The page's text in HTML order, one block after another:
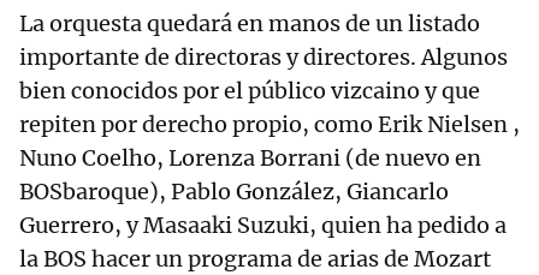
La orquesta quedará en manos de un listado
importante de directoras y directores. Algunos
bien conocidos por el público vizcaino y que
repiten por derecho propio, como Erik Nielsen ,
Nuno Coelho, Lorenza Borrani (de nuevo en
BOSbaroque), Pablo González, Giancarlo
Guerrero, y Masaaki Suzuki, quien ha pedido a
la BOS hacer un programa de arias de Mozart